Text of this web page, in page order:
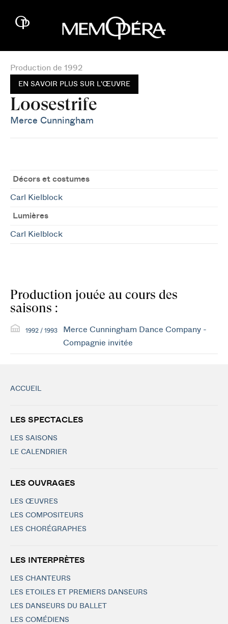
Production de 1992
EN SAVOIR PLUS SUR L'ŒUVRE
Loosestrife
Merce Cunningham
Décors et costumes
Carl Kielblock
Lumières
Carl Kielblock
Production jouée au cours des
saisons :
1992 / 1993
Merce Cunningham Dance Company -
Compagnie invitée
ACCUEIL
LES SPECTACLES
LES SAISONS
LE CALENDRIER
LES OUVRAGES
LES ŒUVRES
LES COMPOSITEURS
LES CHORÉGRAPHES
LES INTERPRÈTES
LES CHANTEURS
LES ETOILES ET PREMIERS DANSEURS
LES DANSEURS DU BALLET
LES COMÉDIENS